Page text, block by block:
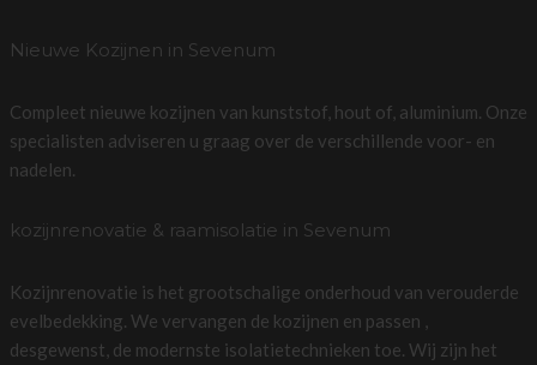
Nieuwe Kozijnen in Sevenum
Compleet nieuwe kozijnen van kunststof, hout of, aluminium. Onze
specialisten adviseren u graag over de verschillende voor- en
nadelen.
kozijnrenovatie & raamisolatie in Sevenum
Kozijnrenovatie is het grootschalige onderhoud van verouderde
evelbedekking. We vervangen de kozijnen en passen ,
desgewenst, de modernste isolatietechnieken toe. Wij zijn het